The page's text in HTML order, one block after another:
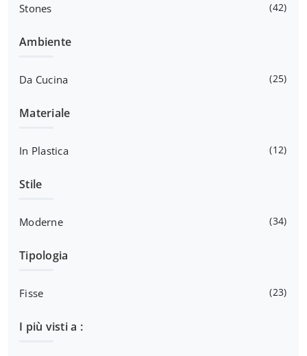
Stones 42
Ambiente
Da Cucina 25
Materiale
In Plastica 12
Stile
Moderne 34
Tipologia
Fisse 23
I più visti a :